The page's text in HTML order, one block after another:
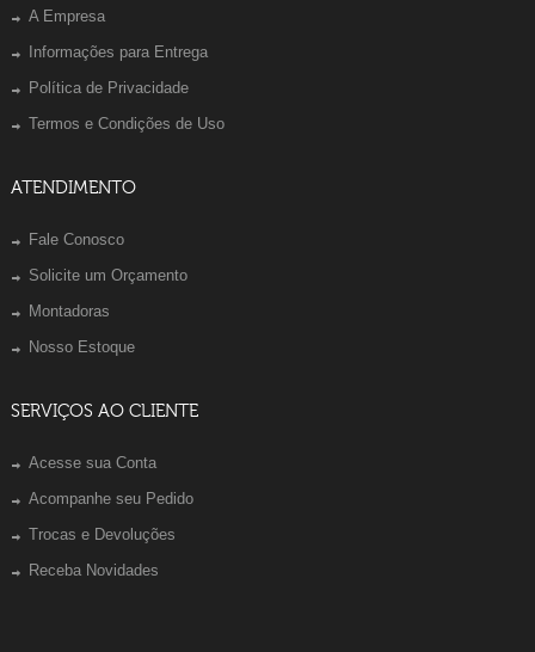
A Empresa
Informações para Entrega
Política de Privacidade
Termos e Condições de Uso
ATENDIMENTO
Fale Conosco
Solicite um Orçamento
Montadoras
Nosso Estoque
SERVIÇOS AO CLIENTE
Acesse sua Conta
Acompanhe seu Pedido
Trocas e Devoluções
Receba Novidades